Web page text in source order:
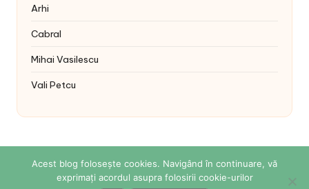
Arhi
Cabral
Mihai Vasilescu
Vali Petcu
Copyright 2026 — Sabina Cornovac Online. All rights
Acest blog folosește cookies. Navigând în continuare, vă
exprimați acordul asupra folosirii cookie-urilor